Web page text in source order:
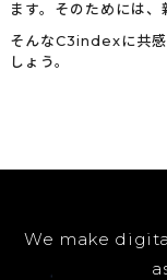
ます。そのためには、
そんなC3indexに共感
しょう。
We make